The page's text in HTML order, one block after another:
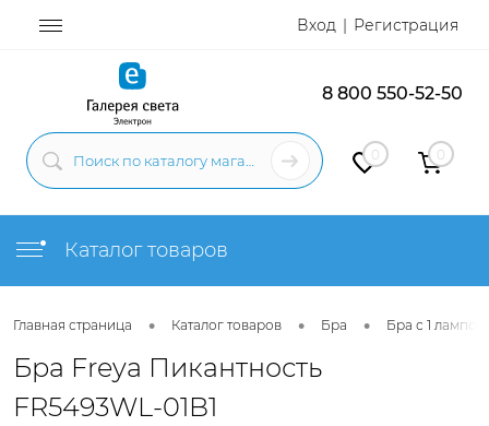
Вход Регистрация
8 800 550-52-50
0 0
Каталог товаров
Главная страница • Каталог товаров • Бра • Бра с 1 лампой
Бра Freya Пикантность
FR5493WL-01B1